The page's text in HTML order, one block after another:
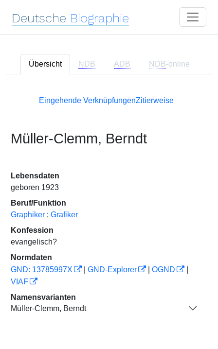
Deutsche Biographie
Übersicht NDB ADB NDB-online
Eingehende VerknüpfungenZitierweise
Müller-Clemm, Berndt
Lebensdaten
geboren 1923
Beruf/Funktion
Graphiker ; Grafiker
Konfession
evangelisch?
Normdaten
GND: 13785997X
GND-Explorer OGND
VIAF
Namensvarianten
Müller-Clemm, Berndt